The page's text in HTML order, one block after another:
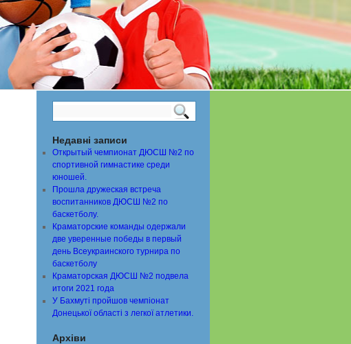
Недавні записи
Открытый чемпионат ДЮСШ №2 по
спортивной гимнастике среди
юношей.
Прошла дружеская встреча
воспитанников ДЮСШ №2 по
баскетболу.
Краматорские команды одержали
две уверенные победы в первый
день Всеукраинского турнира по
баскетболу
Краматорская ДЮСШ №2 подвела
итоги 2021 года
У Бахмуті пройшов чемпіонат
Донецької області з легкої атлетики.
Архіви